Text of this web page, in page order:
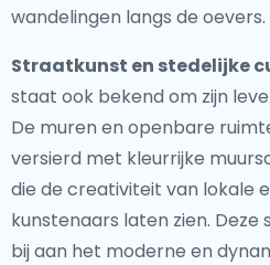
wandelingen langs de oevers.
Straatkunst en stedelijke
staat ook bekend om zijn
De muren en openbare
versierd met kleurrijke
die de creativiteit van lokale
kunstenaars laten zien.
bij aan het moderne en